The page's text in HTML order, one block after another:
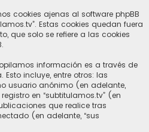
cookies ajenas al software phpBB
Estas cookies quedan fuera
que solo se refiere a las cookies
información es a través de
incluye, entre otros: las
usuario anónimo (en adelante,
en “subtitulamos.tv” (en
que realice tras
(en adelante, “sus